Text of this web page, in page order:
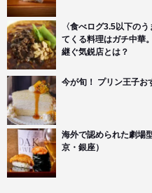
〈食べログ3.5以下の
てくる料理はガチ中華
継ぐ気鋭店とは？
今が旬！ プリン王子お
海外で認められた劇場
京・銀座）